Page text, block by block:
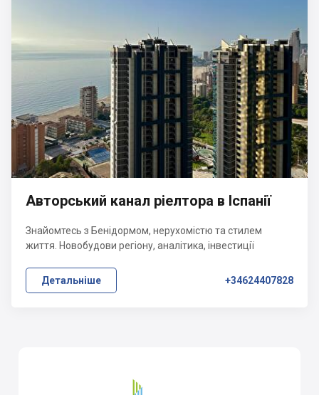
Авторський канал ріелтора в Іспанії
Знайомтесь з Бенідормом, нерухомістю та стилем
життя. Новобудови регіону, аналітика, інвестиції
Детальніше +34624407828